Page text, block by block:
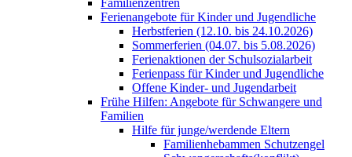
Familienzentren
Ferienangebote für Kinder und Jugendliche
Herbstferien (12.10. bis 24.10.2026)
Sommerferien (04.07. bis 5.08.2026)
Ferienaktionen der Schulsozialarbeit
Ferienpass für Kinder und Jugendliche
Offene Kinder- und Jugendarbeit
Frühe Hilfen: Angebote für Schwangere und
Familien
Hilfe für junge/werdende Eltern
Familienhebammen Schutzengel